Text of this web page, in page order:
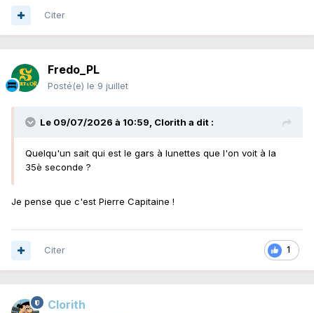
Citer
Fredo_PL
Posté(e) le 9 juillet
Le 09/07/2026 à 10:59, Clorith a dit :
Quelqu'un sait qui est le gars à lunettes que l'on voit à la
35è seconde ?
Je pense que c'est Pierre Capitaine !
1
Citer
Clorith